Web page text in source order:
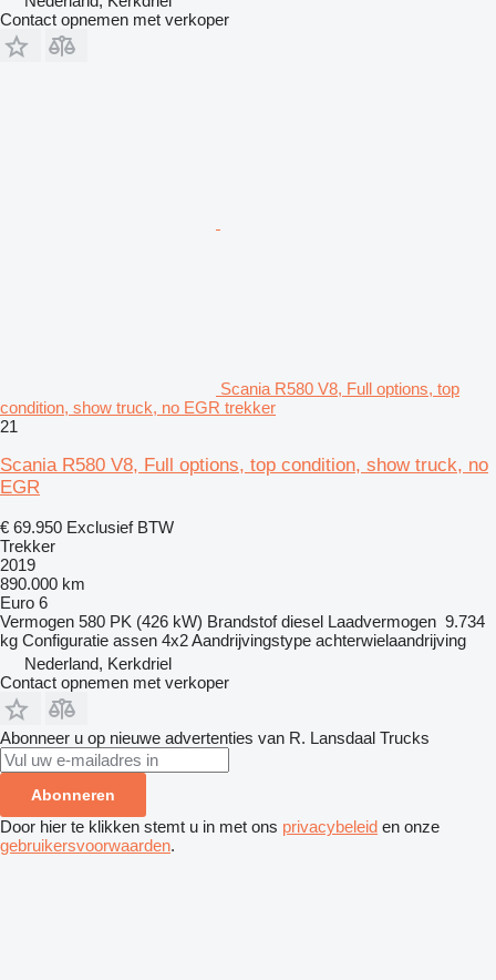
Contact opnemen met verkoper
Scania R580 V8, Full options, top
condition, show truck, no EGR trekker
21
Scania R580 V8, Full options, top condition, show truck, no
EGR
€ 69.950 Exclusief BTW
Trekker
2019
890.000 km
Euro 6
Vermogen 580 PK (426 kW) Brandstof diesel Laadvermogen 9.734
kg Configuratie assen 4x2Aandrijvingstype achterwielaandrijving
Nederland, Kerkdriel
Contact opnemen met verkoper
Abonneer u op nieuwe advertenties van R. Lansdaal Trucks
Abonneren
Door hier te klikken stemt u in met ons privacybeleid en onze
gebruikersvoorwaarden.